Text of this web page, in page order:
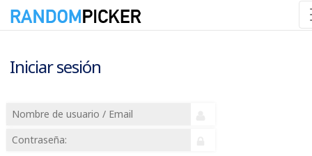
Iniciar sesión